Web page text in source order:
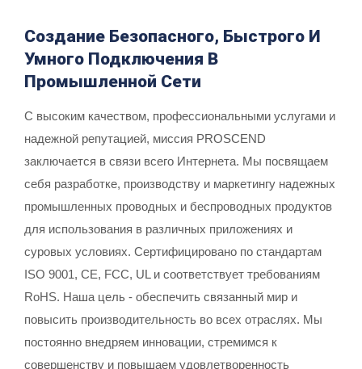
Создание Безопасного, Быстрого И
Умного Подключения В
Промышленной Сети
С высоким качеством, профессиональными услугами и
надежной репутацией, миссия PROSCEND
заключается в связи всего Интернета. Мы посвящаем
себя разработке, производству и маркетингу надежных
промышленных проводных и беспроводных продуктов
для использования в различных приложениях и
суровых условиях. Сертифицировано по стандартам
ISO 9001, CE, FCC, UL и соответствует требованиям
RoHS. Наша цель - обеспечить связанный мир и
повысить производительность во всех отраслях. Мы
постоянно внедряем инновации, стремимся к
совершенству и повышаем удовлетворенность